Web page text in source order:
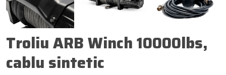
Troliu ARB Winch 10000lbs,
cablu sintetic